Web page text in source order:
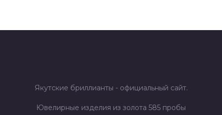
Якутские бриллианты - официальный сайт.
Ювелирные изделия из золота 585 пробы